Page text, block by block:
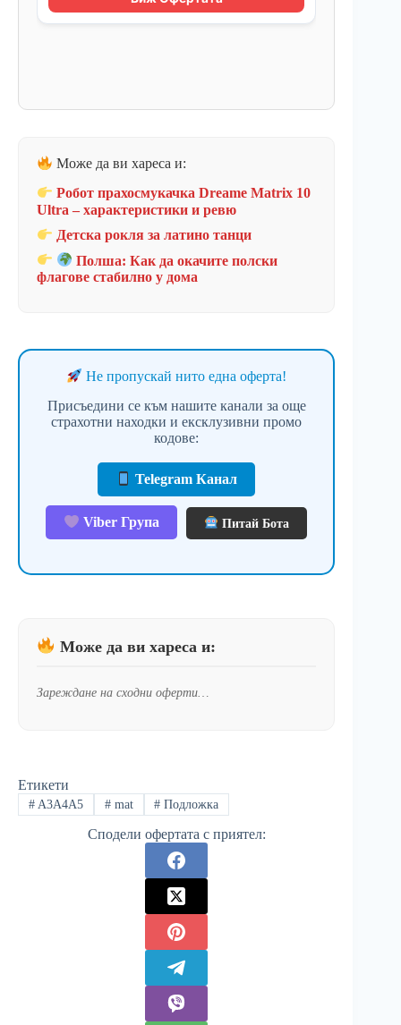
Може да ви хареса и:
Робот прахосмукачка Dreame Matrix 10
Ultra – характеристики и ревю
Детска рокля за латино танци
Полша: Как да окачите полски
флагове стабилно у дома
Не пропускай нито една оферта!
Присъедини се към нашите канали за още
страхотни находки и ексклузивни промо
кодове:
Telegram Канал
Viber Група Питай Бота
Може да ви хареса и:
Зареждане на сходни оферти…
Етикети
#A3A4A5 #mat # Подложка
Сподели офертата с приятел: